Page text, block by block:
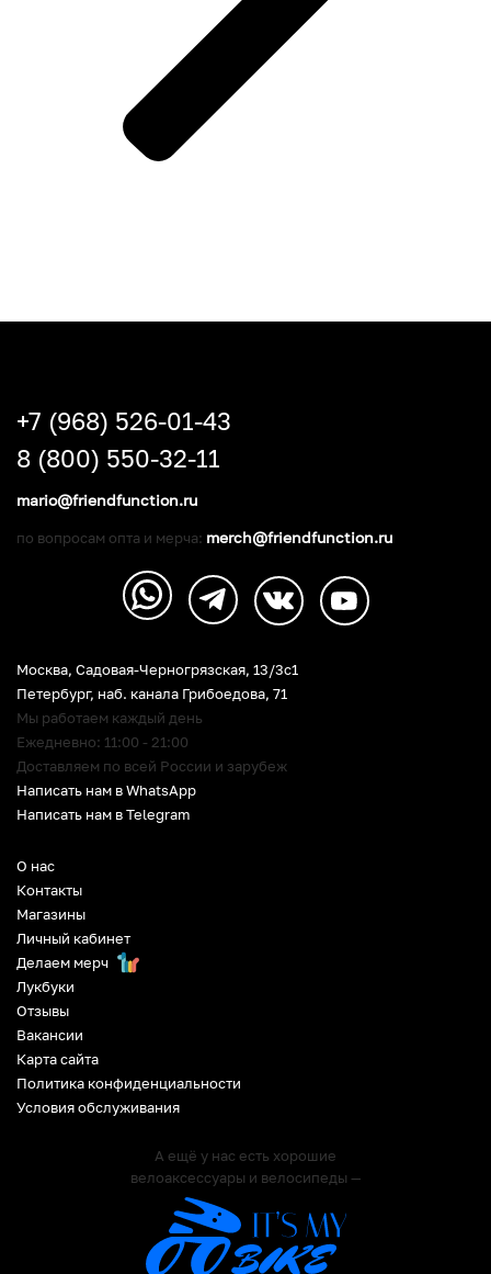
О нас
Контакты
Магазины
Личный кабинет
Делаем мерч
Лукбуки
Отзывы
Вакансии
Карта сайта
Политика конфиденциальности
Условия обслуживания
А ещё у нас есть хорошие
велоаксессуары и велосипеды —
Москва, Садовая-Черногрязская, 13/3c1
Петербург, наб. канала Грибоедова, 71
Мы работаем каждый день
Ежедневно: 11:00 - 21:00
Доставляем по всей России и зарубеж
Написать нам в WhatsApp
Написать нам в Telegram
+7 (968) 526-01-43
8 (800) 550-32-11
mario@friendfunction.ru
по вопросам опта и мерча: merch@friendfunction.ru